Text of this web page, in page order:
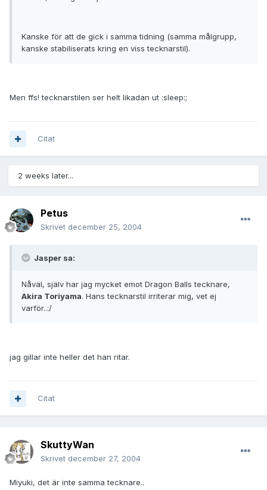
Kanske för att de gick i samma tidning (samma målgrupp,
kanske stabiliserats kring en viss tecknarstil).
Men ffs! tecknarstilen ser helt likadan ut :sleep:;
Citat
2 weeks later...
Petus
Skrivet december 25, 2004
Jasper sa:
Nåväl, själv har jag mycket emot Dragon Balls tecknare,
Akira Toriyama. Hans tecknarstil irriterar mig, vet ej
varför..:/
jag gillar inte heller det han ritar.
Citat
SkuttyWan
Skrivet december 27, 2004
Miyuki, det är inte samma tecknare..